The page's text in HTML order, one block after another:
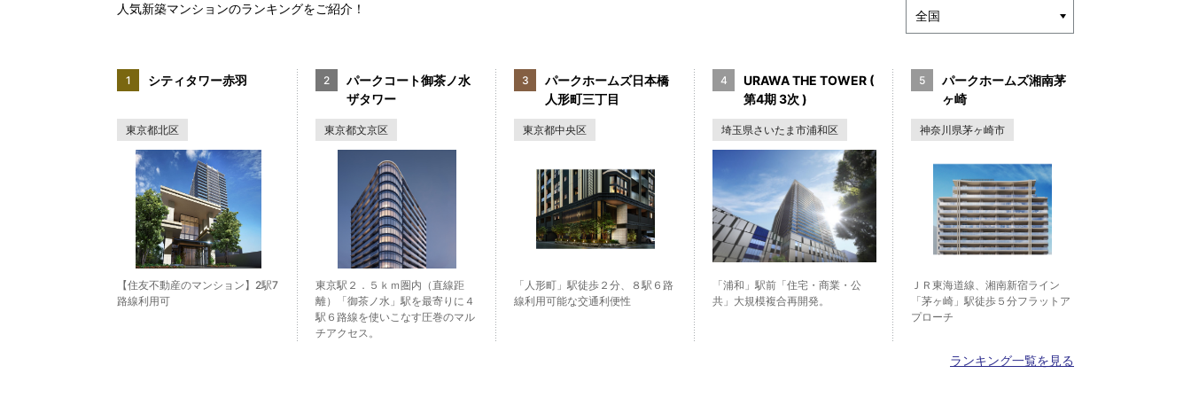
人気新築マンションのランキングをご紹介！
シティタワー赤羽
東京都北区
【住友不動産のマンション】2駅7
路線利用可
パークコート御茶ノ水
ザタワー
東京都文京区
東京駅２．５ｋｍ圏内（直線距
離）「御茶ノ水」駅を最寄りに４
駅６路線を使いこなす圧巻のマル
チアクセス。
パークホームズ日本橋
人形町三丁目
東京都中央区
「人形町」駅徒歩２分、８駅６路
線利用可能な交通利便性
URAWA THE TOWER (
第4期 3次 )
埼玉県さいたま市浦和区
「浦和」駅前「住宅・商業・公
共」大規模複合再開発。
パークホームズ湘南茅
ヶ崎
神奈川県茅ヶ崎市
ＪＲ東海道線、湘南新宿ライン
「茅ヶ崎」駅徒歩５分フラットア
プローチ
ランキング一覧を見る